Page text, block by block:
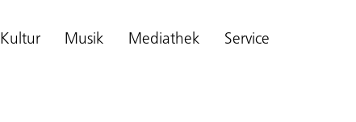
Kultur Musik Mediathek Service